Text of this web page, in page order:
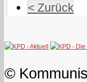
< Zurück
©